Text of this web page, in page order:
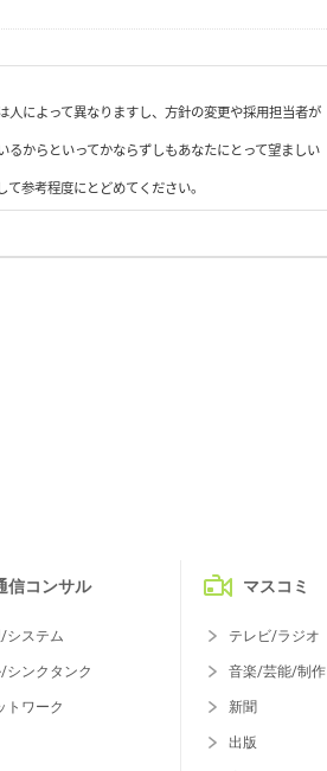
によって異なりますし、方針の変更や採用担当者が
からといってかならずしもあなたにとって望ましい
参考程度にとどめてください。
信コンサル
システム
シンクタンク
トワーク
マスコミ
テレビ/ラジオ
音楽/芸能/制作
新聞
出版